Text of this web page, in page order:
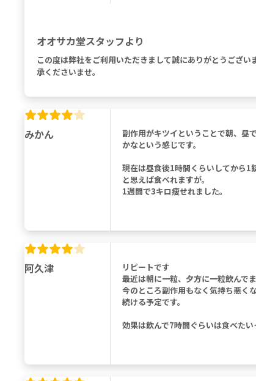
オオサカ堂スタッフより
この度は弊社をご利用いただきまして誠にありがとうござ
承くださいませ。
みかん
副作用がキツイということで朝、昼
かなという感じです。
現在は昼食後1時間くらいしてから1
と思えば食べれますが。
1週間で3キロ痩せれました。
阿久津
リピートです
最近は朝に一粒、夕方に一粒飲んでま
今のところ副作用もなく気持ち悪く
続ける予定です。
効果は飲んで7時間ぐらいは食べたい